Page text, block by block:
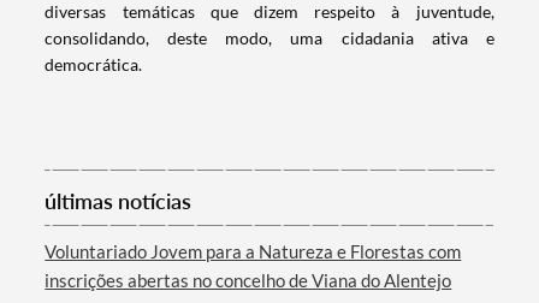
Categorias gerais
diversas temáticas que dizem respeito à juventude,
consolidando, deste modo, uma cidadania ativa e
democrática.
últimas notícias
Voluntariado Jovem para a Natureza e Florestas com
inscrições abertas no concelho de Viana do Alentejo